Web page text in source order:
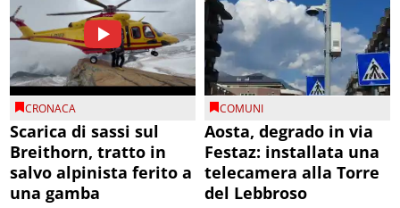
CRONACA
Scarica di sassi sul
Breithorn, tratto in
salvo alpinista ferito a
una gamba
COMUNI
Aosta, degrado in via
Festaz: installata una
telecamera alla Torre
del Lebbroso